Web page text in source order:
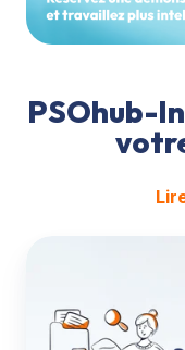
PSOhub-
alternatives